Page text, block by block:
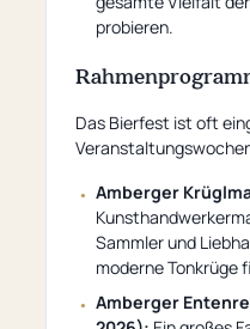
probieren.
Das Bierfest ist oft
Amberger
Sammler und
moderne Tonkrüge
Amberger